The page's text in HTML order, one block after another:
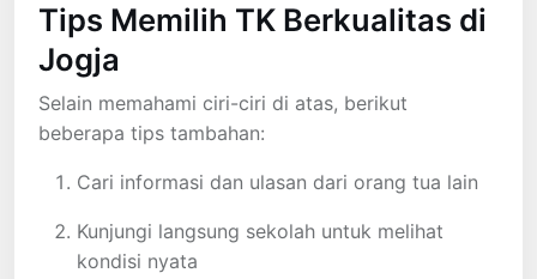
Tips Memilih TK Berkualitas di
Jogja
Selain memahami ciri-ciri di atas, berikut
beberapa tips tambahan:
Cari informasi dan ulasan dari orang tua lain
Kunjungi langsung sekolah untuk melihat
kondisi nyata